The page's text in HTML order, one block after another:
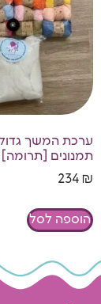
תמנונים [תרומה]
234 ₪
הוספה לסל